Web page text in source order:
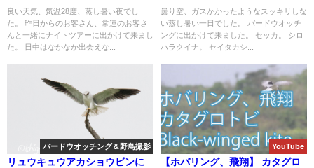
エル、ヤシガニ等など盛り沢山
の自然観察＆野鳥観察のナイト
ツアー!!
良い天気、気温28度、蒸し暑い夜でし
た。 昨日からのお客さん、常連のお客さ
んと一緒にナイトツアーに出かけて来まし
た。 日中はなかなか出会えな...
タカシギ等など！！バードウオ
ッチング。
曇り空、ガスかかったようなスッキリしな
い蒸し暑い一日でした。 バードウオッチ
ングに出かけて来ました。 セッカ。 シロ
ハラクイナ。 セイタカシ...
バードウオッチング＆野鳥撮影
リュウキュウアカショウビンに
YouTube
【ホバリング、飛翔】 カタグロ